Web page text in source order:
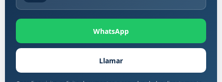
WhatsApp
Llamar